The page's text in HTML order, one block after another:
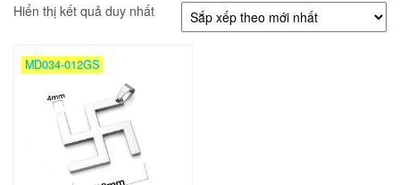
Hiển thị kết quả duy nhất
MD034-012GS